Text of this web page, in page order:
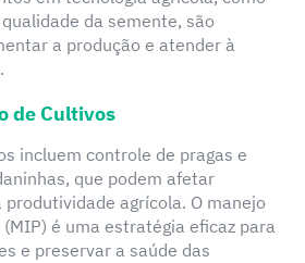
da semente, são
a produção e atender à
de Cultivos
incluem controle de pragas e
que podem afetar
agrícola. O manejo
é uma estratégia eficaz para
e preservar a saúde das